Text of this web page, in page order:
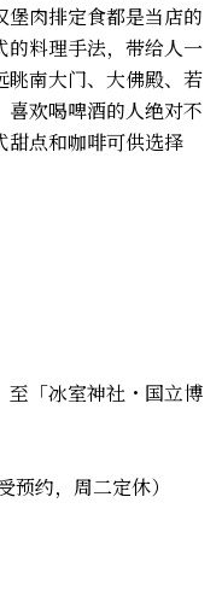
堡肉排定食都是当店的
的料理手法，带给人一
眺南大门、大佛殿、若
欢喝啤酒的人绝对不
甜点和咖啡可供选择
至「冰室神社・国立博
预约，周二定休）